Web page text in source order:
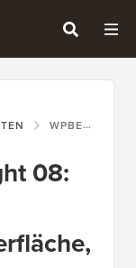
WPBEGINNER SPOTLIGHT 08: ÜBERARBEITUNG DER WORDPRESS.COM-OBERFLÄCHE, WICHTIGE ÜBERNAHMEN UND JAHRESRÜCKBLICKE
08: